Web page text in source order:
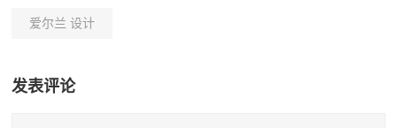
爱尔兰 设计
发表评论